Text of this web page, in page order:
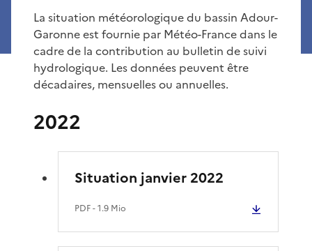
La situation météorologique du bassin Adour-
Garonne est fournie par Météo-France dans le
cadre de la contribution au bulletin de suivi
hydrologique. Les données peuvent être
décadaires, mensuelles ou annuelles.
2022
Situation janvier 2022
PDF- 1.9 Mio